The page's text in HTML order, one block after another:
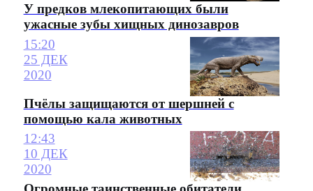
У предков млекопитающих были
ужасные зубы хищных динозавров
15:20
25 ДЕК
2020
Пчёлы защищаются от шершней с
помощью кала животных
12:43
10 ДЕК
2020